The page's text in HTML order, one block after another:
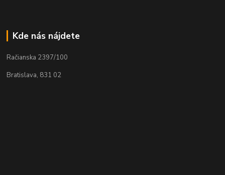
Kde nás nájdete
Račianska 2397/100
Bratislava, 831 02